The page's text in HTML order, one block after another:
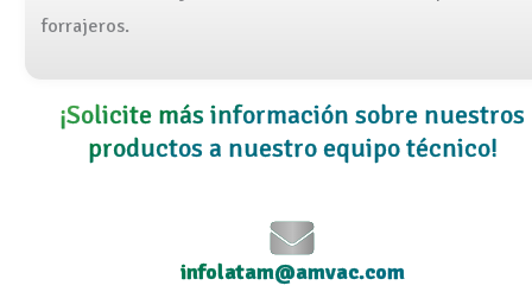
forrajeros.
¡Solicite más información sobre nuestros
productos a nuestro equipo técnico!
infolatam@amvac.com